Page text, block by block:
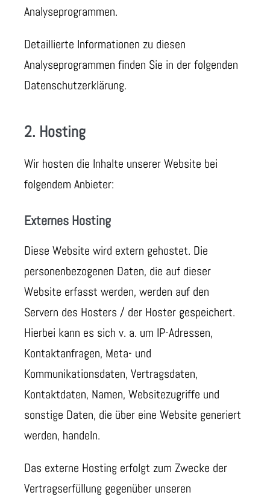
Analyseprogrammen.
Detaillierte Informationen zu diesen
Analyseprogrammen finden Sie in der folgenden
Datenschutzerklärung.
2. Hosting
Wir hosten die Inhalte unserer Website bei
folgendem Anbieter:
Externes Hosting
Diese Website wird extern gehostet. Die
personenbezogenen Daten, die auf dieser
Website erfasst werden, werden auf den
Servern des Hosters / der Hoster gespeichert.
Hierbei kann es sich v. a. um IP-Adressen,
Kontaktanfragen, Meta- und
Kommunikationsdaten, Vertragsdaten,
Kontaktdaten, Namen, Websitezugriffe und
sonstige Daten, die über eine Website generiert
werden, handeln.
Das externe Hosting erfolgt zum Zwecke der
Vertragserfüllung gegenüber unseren